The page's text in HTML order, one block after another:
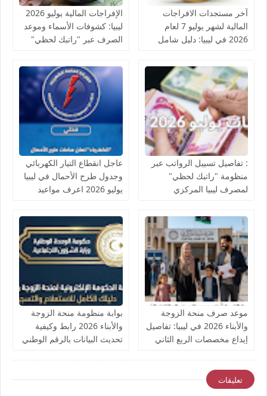
آخر مستجدات الافراجات
المالية لشهر يوليو 7 لعام
2026 في ليبيا: دليل شامل
المشمولة
الإفراجات المالية يوليو 2026
ليبيا: كشوفات الأسماء وموعد
الصرف عبر "راتبك لحظي"
: تفاصيل تسييل الرواتب عبر
منظومة "راتبك لحظي"
لمصرف ليبيا المركزي
عاجل انقطاع التيار الكهربائي
وجدول طرح الأحمال في ليبيا
يوليو 2026 اعرف مواعيد
موعد صرف منحة الزوجة
والأبناء 2026 في ليبيا: تفاصيل
إيداع مخصصات الربع الثاني
بوابة منظومة منحة الزوجة
والأبناء 2026 رابط وكيفية
تحديث البيانات بالرقم الوطني
تعليقات